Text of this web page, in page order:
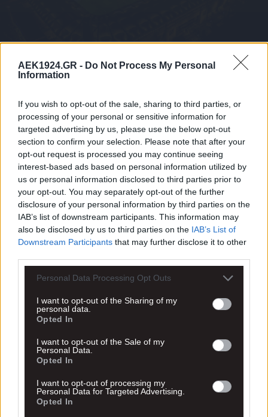
AEK1924.GR - Do Not Process My Personal
Information
If you wish to opt-out of the sale, sharing to third parties, or
processing of your personal or sensitive information for
targeted advertising by us, please use the below opt-out
section to confirm your selection. Please note that after your
opt-out request is processed you may continue seeing
interest-based ads based on personal information utilized by
us or personal information disclosed to third parties prior to
your opt-out. You may separately opt-out of the further
disclosure of your personal information by third parties on the
IAB’s list of downstream participants. This information may
also be disclosed by us to third parties on the IAB’s List of
Downstream Participants that may further disclose it to other
Personal Data Processing Opt Outs
I want to opt-out of the Sharing of my
personal data.
Opted In
I want to opt-out of the Sale of my
Personal Data.
Opted In
I want to opt-out of processing my
Personal Data for Targeted Advertising.
Opted In